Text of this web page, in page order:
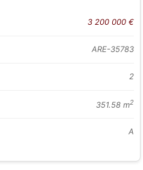
3 200 000 €
ARE-35783
2
351.58 m2
A